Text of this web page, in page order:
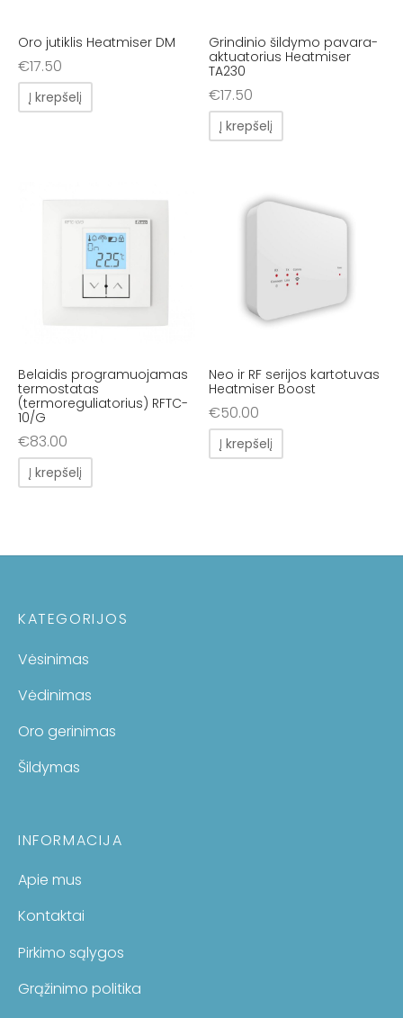
Oro jutiklis Heatmiser DM
€17.50
Į krepšelį
Grindinio šildymo pavara-
aktuatorius Heatmiser
TA230
€17.50
Į krepšelį
Belaidis programuojamas
termostatas
(termoreguliatorius) RFTC-
10/G
€83.00
Į krepšelį
Neo ir RF serijos kartotuvas
Heatmiser Boost
€50.00
Į krepšelį
KATEGORIJOS
Vėsinimas
Vėdinimas
Oro gerinimas
Šildymas
INFORMACIJA
Apie mus
Kontaktai
Pirkimo sąlygos
Grąžinimo politika